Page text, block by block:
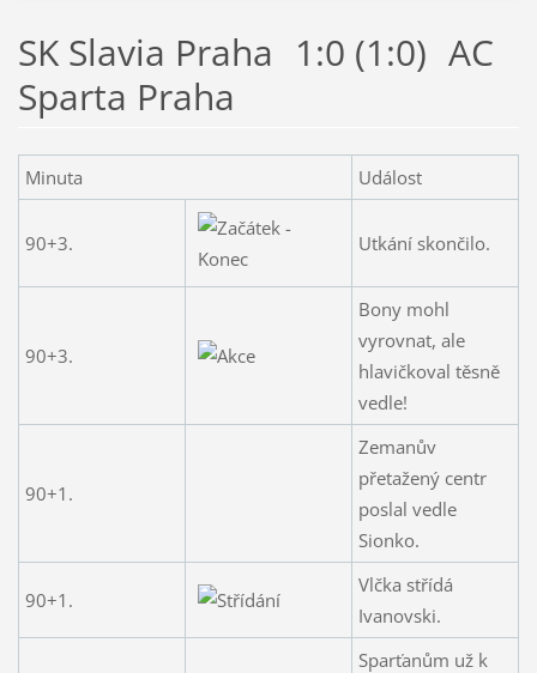
SK Slavia Praha 1:0 (1:0) AC
Sparta Praha
Minuta Událost
90+3. Utkání skončilo.
90+3.
Bony mohl
vyrovnat, ale
hlavičkoval těsně
vedle!
90+1.
Zemanův
přetažený centr
poslal vedle
Sionko.
90+1.
Vlčka střídá
Ivanovski.
Sparťanům už k